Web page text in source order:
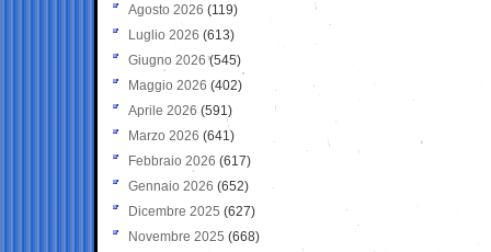
Agosto 2026 (119)
Luglio 2026 (613)
Giugno 2026 (545)
Maggio 2026 (402)
Aprile 2026 (591)
Marzo 2026 (641)
Febbraio 2026 (617)
Gennaio 2026 (652)
Dicembre 2025 (627)
Novembre 2025 (668)